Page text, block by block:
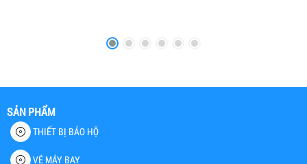
SẢN PHẨM
THIẾT BỊ BẢO HỘ
VÉ MÁY BAY